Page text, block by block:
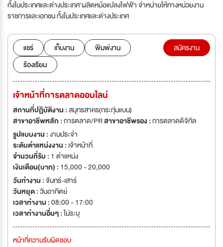
ทั้งในประเทศและต่างประเทศ'ผลิตหม้อแปลงไฟฟ้า จำหน่ายให้ทางหน่วยงาน
ราชการและเอกชน ทั้งในประเทศและต่างประเทศ
แชร์ เก็บงาน
พิมพ์งาน
ร้องเรียน
สมัครงาน
เจ้าหน้าที่การตลาดออนไลน์
สถานที่ปฏิบัติงาน :สมุทรสาคร(กระทุ่มแบน)
สาขาอาชีพหลัก :การตลาด/PRสาขาอาชีพรอง :การตลาดดิจิทัล
รูปแบบงาน :งานประจำ
ระดับตำแหน่งงาน : เจ้าหน้าที่
จำนวนที่รับ : 1 ตำแหน่ง
เงินเดือน(บาท) : 15,000 - 20,000
วันทำงาน :จันทร์-เสาร์
วันหยุด :วันอาทิตย์
เวลาทำงาน :08:00 - 17:00
เวลาทำงานอื่นๆ :ไม่ระบุ
หน้าที่ความรับผิดชอบ